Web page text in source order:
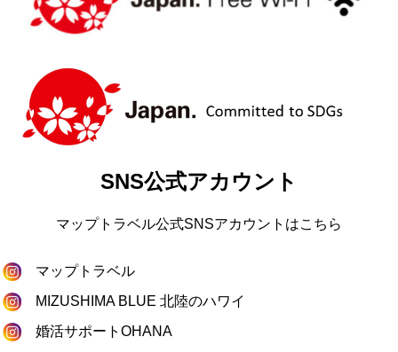
SNS公式アカウント
マップトラベル公式SNSアカウントはこちら
マップトラベル
MIZUSHIMA BLUE 北陸のハワイ
婚活サポートOHANA